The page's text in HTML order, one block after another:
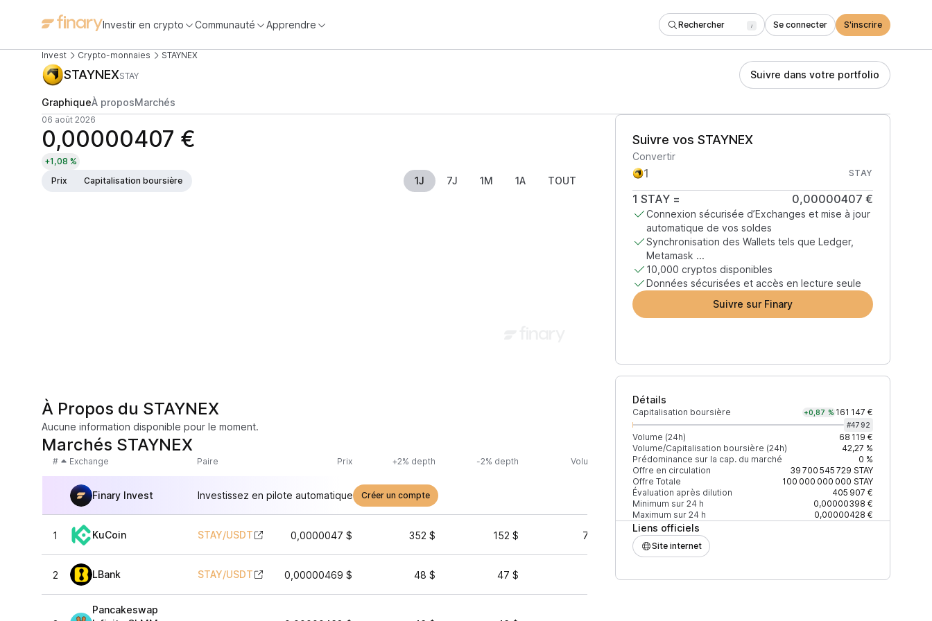
Investir en crypto Communauté Apprendre Rechercher / Se connecter S'inscrire
Invest Crypto-monnaies STAYNEX
STAYNEXSTAY Suivre dans votre portfolio
GraphiqueÀ proposMarchés
06 août 2026
0,00000407 €
+1,08 %
Prix
Capitalisation boursière 1J 7J 1M 1A TOUT
Suivre vos STAYNEX
Convertir
STAY
1 STAY= 0,00000407 €
Connexion sécurisée d’Exchanges et mise à jour
automatique de vos soldes
Synchronisation des Wallets tels que Ledger,
Metamask ...
10,000 cryptos disponibles
Données sécurisées et accès en lecture seule
Suivre sur Finary
Détails
Capitalisation boursière +0,87 % 161 147 €
#4792
Volume (24h)
68 119 €
Volume/Capitalisation boursière (24h)
42,27 %
Prédominance sur la cap. du marché
0 %
Offre en circulation
39 700 545 729 STAY
Offre Totale
100 000 000 000 STAY
Évaluation après dilution
405 907 €
Minimum sur 24 h
0,00000398 €
Maximum sur 24 h
0,00000428 €
Liens officiels
Site internet
À Propos du STAYNEX
Aucune information disponible pour le moment.
Marchés STAYNEX
# Exchange Paire Prix +2% depth -2% depth Volume (24h) % du volume Confiance Mis à jour
Finary Invest Investissez en pilote automatique Créer un compte
1 KuCoin STAY/USDT 0,0000047 $ 352 $ 152 $ 77 794 $ 98,94 %
2 LBank STAY/USDT 0,00000469 $ 48 $ 47 $ 826 $
Pancakeswap